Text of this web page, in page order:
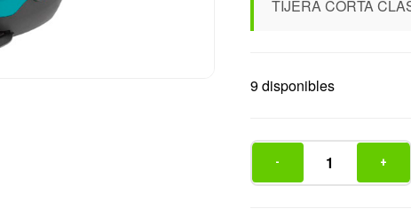
TIJERA CORTA
9 disponibles
- +